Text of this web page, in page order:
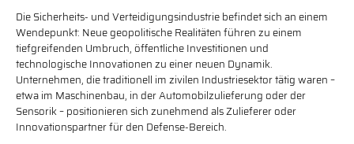
Die Sicherheits- und Verteidigungsindustrie befindet sich an einem
Wendepunkt: Neue geopolitische Realitäten führen zu einem
tiefgreifenden Umbruch, öffentliche Investitionen und
technologische Innovationen zu einer neuen Dynamik.
Unternehmen, die traditionell im zivilen Industriesektor tätig waren –
etwa im Maschinenbau, in der Automobilzulieferung oder der
Sensorik – positionieren sich zunehmend als Zulieferer oder
Innovationspartner für den Defense-Bereich.